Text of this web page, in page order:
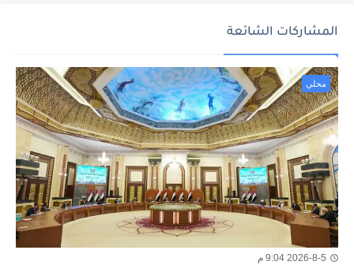
المشاركات الشائعة
محلي
2026-8-5 9:04 م